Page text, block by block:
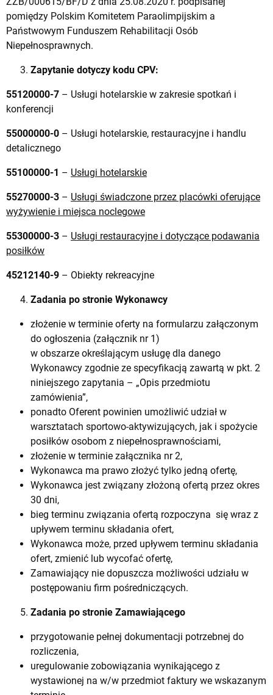
pomiędzy Polskim Komitetem Paraolimpijskim a
Państwowym Funduszem Rehabilitacji Osób
Niepełnosprawnych.
Zapytanie dotyczy kodu CPV:
55120000-7 – Usługi hotelarskie w zakresie spotkań i
konferencji
55000000-0 – Usługi hotelarskie, restauracyjne i handlu
detalicznego
55100000-1 – Usługi hotelarskie
55270000-3 – Usługi świadczone przez placówki oferujące
wyżywienie i miejsca noclegowe
55300000-3 – Usługi restauracyjne i dotyczące podawania
posiłków
45212140-9 – Obiekty rekreacyjne
Zadania po stronie Wykonawcy
złożenie w terminie oferty na formularzu załączonym
do ogłoszenia (załącznik nr 1)
w obszarze określającym usługę dla danego
Wykonawcy zgodnie ze specyfikacją zawartą w pkt. 2
niniejszego zapytania – „Opis przedmiotu
zamówienia”,
ponadto Oferent powinien umożliwić udział w
warsztatach sportowo-aktywizujących, jak i spożycie
posiłków osobom z niepełnosprawnościami,
złożenie w terminie załącznika nr 2,
Wykonawca ma prawo złożyć tylko jedną ofertę,
Wykonawca jest związany złożoną ofertą przez okres
30 dni,
bieg terminu związania ofertą rozpoczyna się wraz z
upływem terminu składania ofert,
Wykonawca może, przed upływem terminu składania
ofert, zmienić lub wycofać ofertę,
Zamawiający nie dopuszcza możliwości udziału w
postępowaniu firm pośredniczących.
Zadania po stronie Zamawiającego
przygotowanie pełnej dokumentacji potrzebnej do
rozliczenia,
uregulowanie zobowiązania wynikającego z
wystawionej na w/w przedmiot faktury we wskazanym